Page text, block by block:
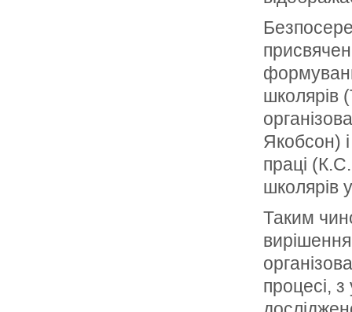
школярів
Якобсон)
праці
школярів
Таким
процесі,